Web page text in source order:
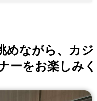
めながら、カジ
ーをお楽しみく